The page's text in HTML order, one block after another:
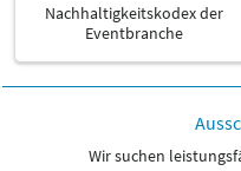
Nachhaltigkeitskodex der
Eventbranche
Wir suchen